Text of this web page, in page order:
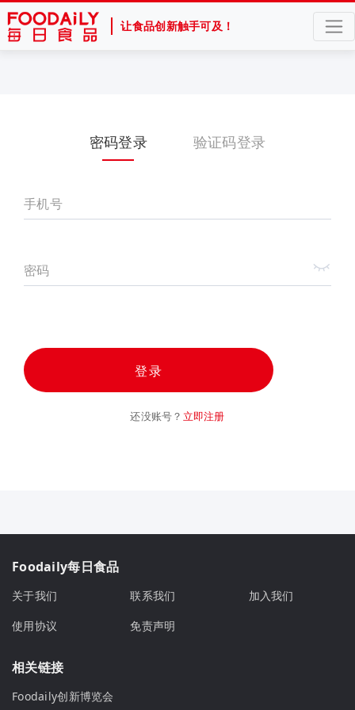
让食品创新触手可及！
密码登录 验证码登录
手机号
密码
登录
还没账号？ 立即注册
Foodaily每日食品
关于我们 联系我们
加入我们
使用协议
免责声明
相关链接
Foodaily创新博览会